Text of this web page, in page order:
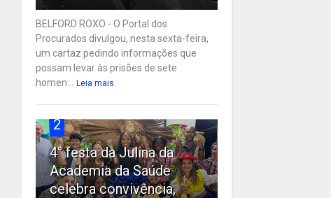
BELFORD ROXO - O Portal dos
Procurados divulgou, nesta sexta-feira,
um cartaz pedindo informações que
possam levar às prisões de sete
homen... Leia mais
2
4° festa da Julina da
Academia da Saúde
celebra convivência,